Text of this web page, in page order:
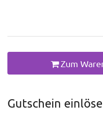
Zum
Gutschein